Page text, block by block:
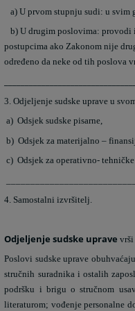
U prvom stupnju sudi: u svim
U drugim poslovima: provodi
postupcima ako Zakonom nije
određeno da neke od tih poslova
3. Odjeljenje sudske uprave u
Odsjek sudske pisarne,
Odsjek za materijalno –
Odsjek za operativno-
4. Samostalni izvršitelj.
Odjeljenje sudske uprave
Poslovi sudske uprave
stručnih suradnika i ostalih
podršku i brigu o stručnom
literaturom; vođenje personalne